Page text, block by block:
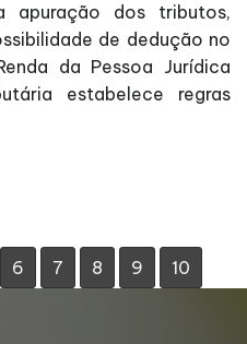
apuração dos tributos,
de dedução no
da Pessoa Jurídica
estabelece regras
6 7 8 9 10